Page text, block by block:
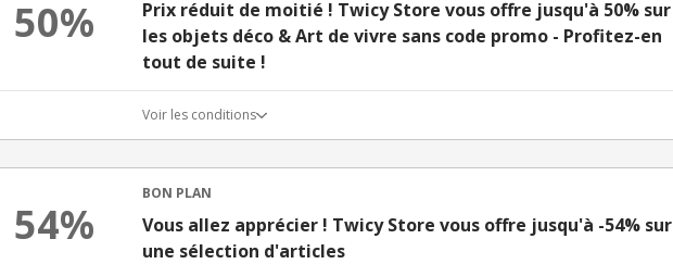
50%
Prix réduit de moitié ! Twicy Store vous offre jusqu'à 50% sur
les objets déco & Art de vivre sans code promo - Profitez-en
tout de suite !
Voir les conditions
54%
BON PLAN
Vous allez apprécier ! Twicy Store vous offre jusqu'à -54% sur
une sélection d'articles